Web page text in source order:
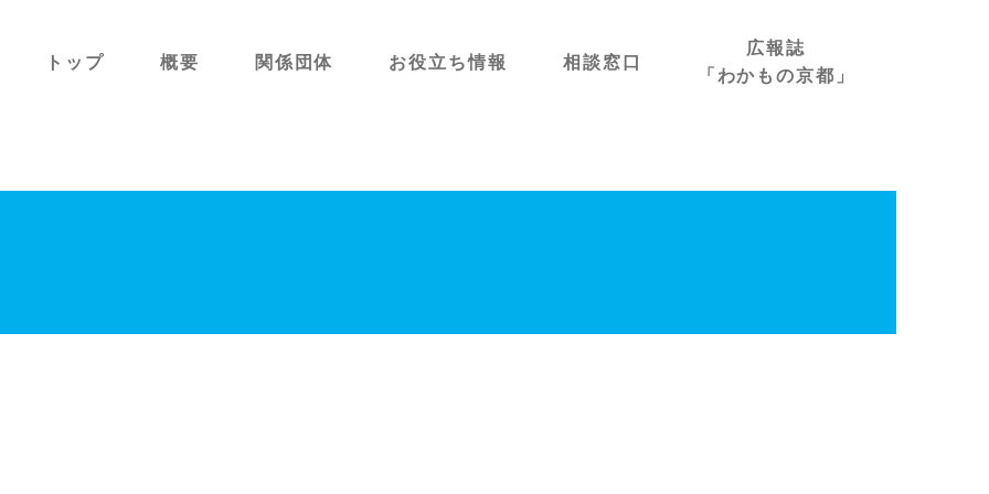
トップ 概要 関係団体 お役立ち情報 相談窓口
広報誌
「わかもの京都」